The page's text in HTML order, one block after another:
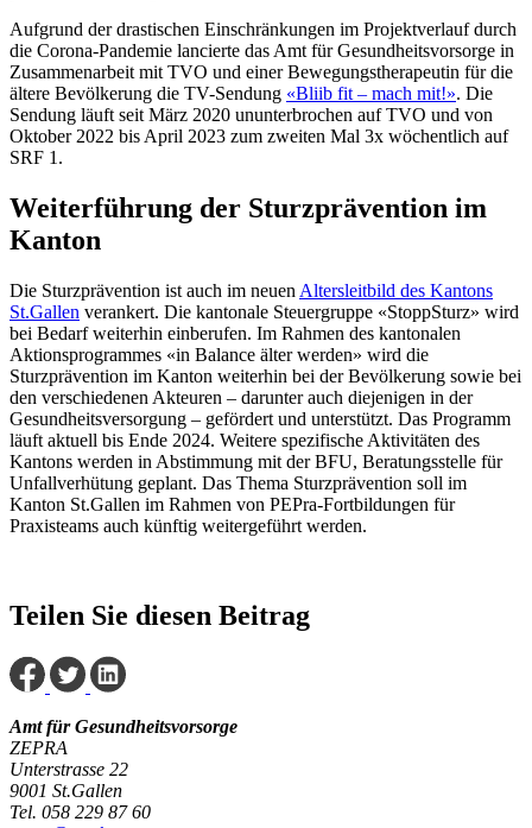
Aufgrund der drastischen Einschränkungen im Projektverlauf durch
die Corona-Pandemie lancierte das Amt für Gesundheitsvorsorge in
Zusammenarbeit mit TVO und einer Bewegungstherapeutin für die
ältere Bevölkerung die TV-Sendung «Bliib fit – mach mit!». Die
Sendung läuft seit März 2020 ununterbrochen auf TVO und von
Oktober 2022 bis April 2023 zum zweiten Mal 3x wöchentlich auf
SRF 1.
Weiterführung der Sturzprävention im
Kanton
Die Sturzprävention ist auch im neuen Altersleitbild des Kantons
St.Gallen verankert. Die kantonale Steuergruppe «StoppSturz» wird
bei Bedarf weiterhin einberufen. Im Rahmen des kantonalen
Aktionsprogrammes «in Balance älter werden» wird die
Sturzprävention im Kanton weiterhin bei der Bevölkerung sowie bei
den verschiedenen Akteuren – darunter auch diejenigen in der
Gesundheitsversorgung – gefördert und unterstützt. Das Programm
läuft aktuell bis Ende 2024. Weitere spezifische Aktivitäten des
Kantons werden in Abstimmung mit der BFU, Beratungsstelle für
Unfallverhütung geplant. Das Thema Sturzprävention soll im
Kanton St.Gallen im Rahmen von PEPra-Fortbildungen für
Praxisteams auch künftig weitergeführt werden.
Teilen Sie diesen Beitrag
Amt für Gesundheitsvorsorge
ZEPRA
Unterstrasse 22
9001 St.Gallen
Tel. 058 229 87 60